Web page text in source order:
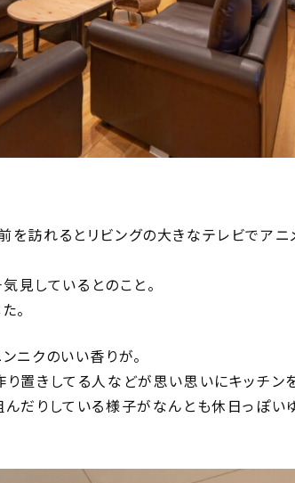
を訪れるとリビングの大きなテレビでア
見しているとのこと。
。
ニクのいい香りが。
置きしてる人などが思い思いにキッチン
だりしている様子がなんとも休日っぽい